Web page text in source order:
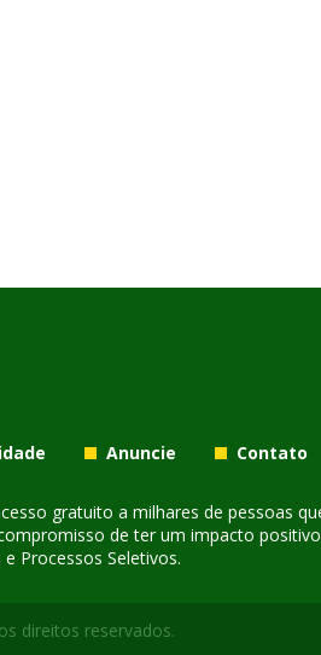
Anuncie Contato
gratuito a milhares de pessoas
de ter um impacto
Processos Seletivos.
direitos reservados.